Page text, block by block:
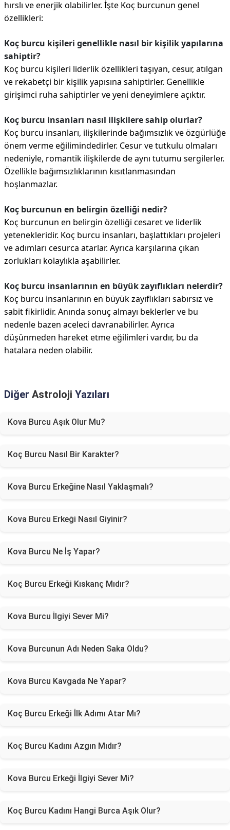
hırslı ve enerjik olabilirler. İşte Koç burcunun genel
özellikleri:
Koç burcu kişileri genellikle nasıl bir kişilik yapılarına
sahiptir?
Koç burcu kişileri liderlik özellikleri taşıyan, cesur, atılgan
ve rekabetçi bir kişilik yapısına sahiptirler. Genellikle
girişimci ruha sahiptirler ve yeni deneyimlere açıktır.
Koç burcu insanları nasıl ilişkilere sahip olurlar?
Koç burcu insanları, ilişkilerinde bağımsızlık ve özgürlüğe
önem verme eğilimindedirler. Cesur ve tutkulu olmaları
nedeniyle, romantik ilişkilerde de aynı tutumu sergilerler.
Özellikle bağımsızlıklarının kısıtlanmasından
hoşlanmazlar.
Koç burcunun en belirgin özelliği nedir?
Koç burcunun en belirgin özelliği cesaret ve liderlik
yetenekleridir. Koç burcu insanları, başlattıkları projeleri
ve adımları cesurca atarlar. Ayrıca karşılarına çıkan
zorlukları kolaylıkla aşabilirler.
Koç burcu insanlarının en büyük zayıflıkları nelerdir?
Koç burcu insanlarının en büyük zayıflıkları sabırsız ve
sabit fikirlidir. Anında sonuç almayı beklerler ve bu
nedenle bazen aceleci davranabilirler. Ayrıca
düşünmeden hareket etme eğilimleri vardır, bu da
hatalara neden olabilir.
Diğer Astroloji Yazıları
Kova Burcu Aşık Olur Mu?
Koç Burcu Nasıl Bir Karakter?
Kova Burcu Erkeğine Nasıl Yaklaşmalı?
Kova Burcu Erkeği Nasıl Giyinir?
Kova Burcu Ne İş Yapar?
Koç Burcu Erkeği Kıskanç Mıdır?
Kova Burcu İlgiyi Sever Mi?
Kova Burcunun Adı Neden Saka Oldu?
Kova Burcu Kavgada Ne Yapar?
Koç Burcu Erkeği İlk Adımı Atar Mı?
Koç Burcu Kadını Azgın Mıdır?
Kova Burcu Erkeği İlgiyi Sever Mi?
Koç Burcu Kadını Hangi Burca Aşık Olur?